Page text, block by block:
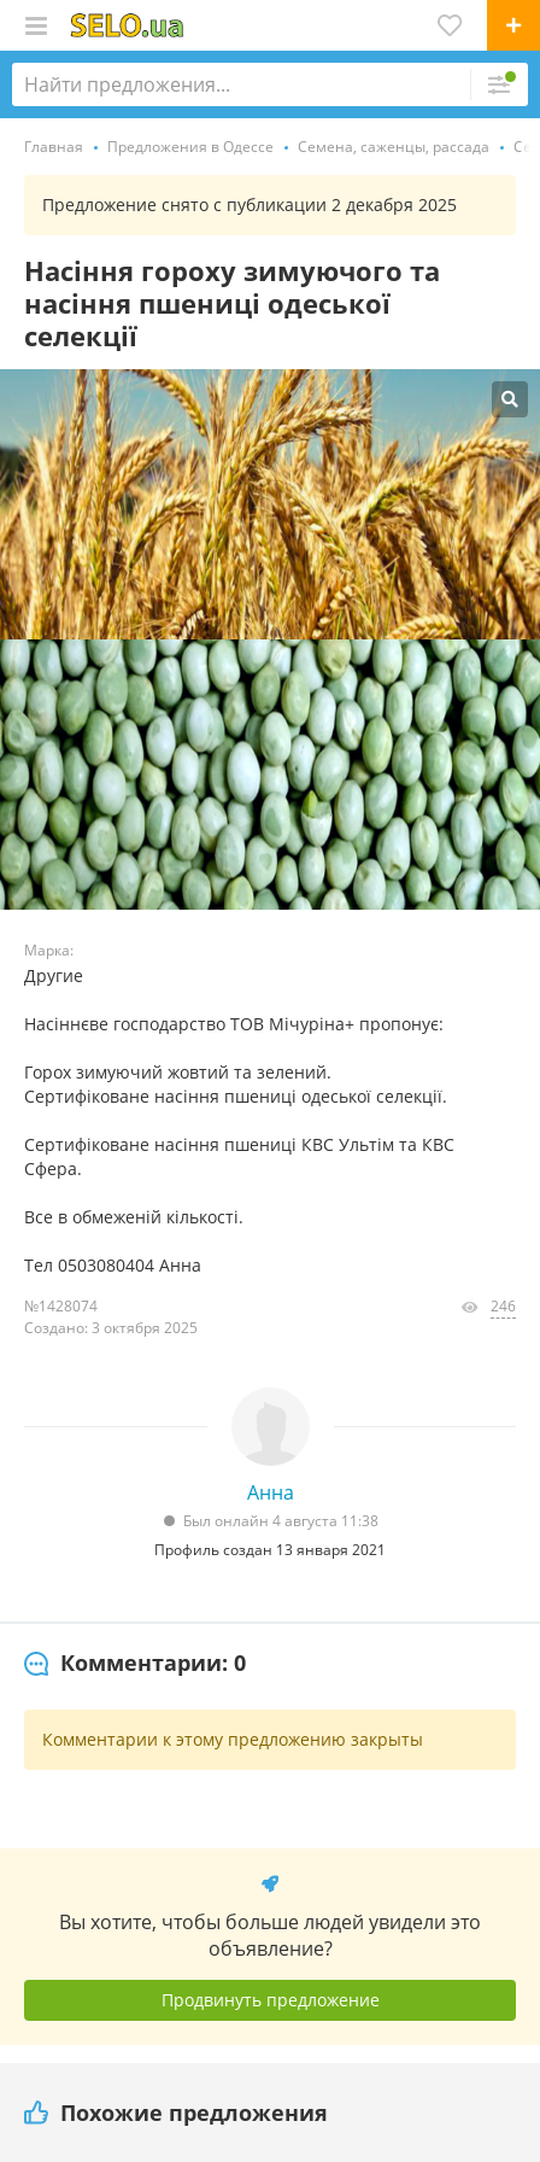
Главная Предложения в Одессе Семена, саженцы, рассада
Предложение снято с публикации 2 декабря 2025
Насіння гороху зимуючого та
насіння пшениці одеської
селекції
Марка:
Другие
Насіннєве господарство ТОВ Мічуріна+ пропонує:
Горох зимуючий жовтий та зелений.
Сертифіковане насіння пшениці одеської селекції.
Сертифіковане насіння пшениці КВС Ультім та КВС
Сфера.
Все в обмеженій кількості.
Тел 0503080404 Анна
№1428074
Создано: 3 октября 2025
246
Анна
Был онлайн 4 августа 11:38
Профиль создан 13 января 2021
Комментарии: 0
Комментарии к этому предложению закрыты
Вы хотите, чтобы больше людей увидели это
объявление?
Продвинуть предложение
Похожие предложения